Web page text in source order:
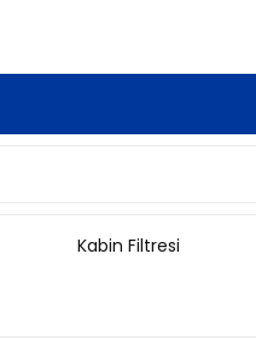
Kabin Filtresi